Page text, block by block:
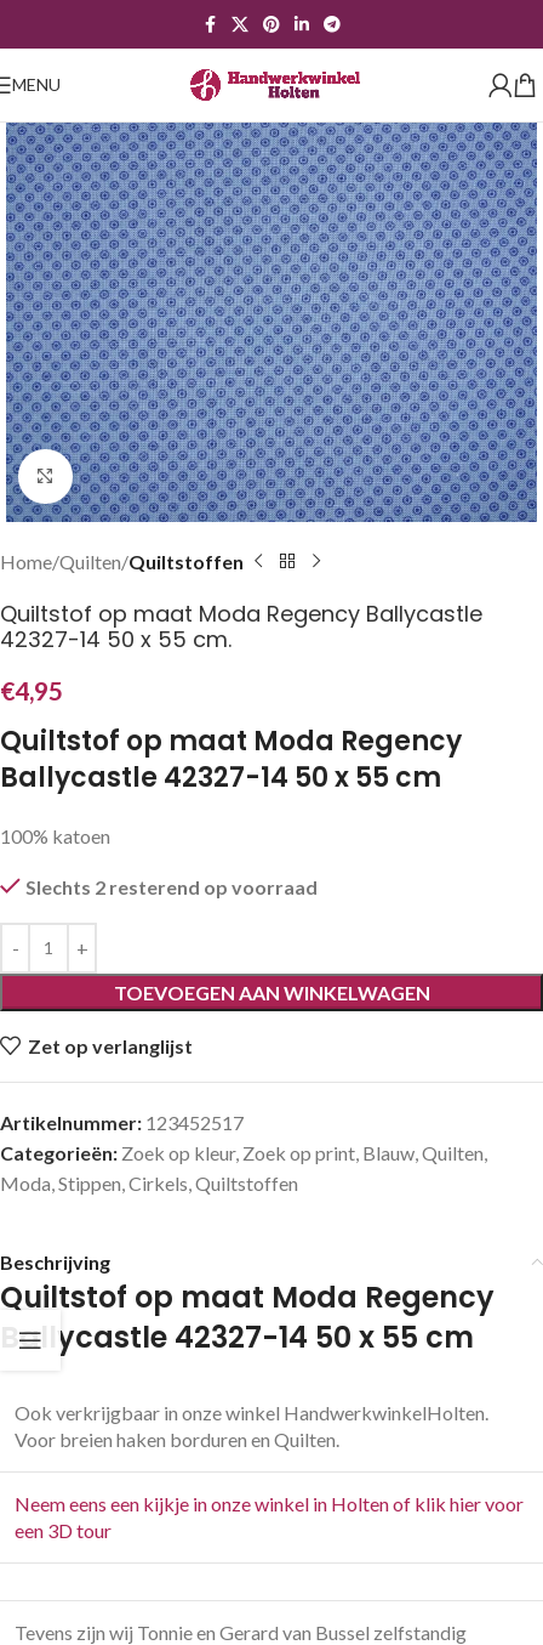
MENU
Klik om te vergroten
Home Quilten Quiltstoffen
Quiltstof op maat Moda Regency Ballycastle
42327-14 50 x 55 cm.
€4,95
Quiltstof op maat Moda Regency
Ballycastle 42327-14 50 x 55 cm
100% katoen
Slechts 2 resterend op voorraad
TOEVOEGEN AAN WINKELWAGEN
Zet op verlanglijst
Artikelnummer: 123452517
Categorieën: Zoek op kleur, Zoek op print Blauw Quilten
Moda Stippen Cirkels Quiltstoffen
Beschrijving
Quiltstof op maat Moda Regency
Ballycastle 42327-14 50 x 55 cm
Ook verkrijgbaar in onze winkel HandwerkwinkelHolten.
Voor breien haken borduren en Quilten.
Neem eens een kijkje in onze winkel in Holten of klik hier voor
een 3D tour
Tevens zijn wij Tonnie en Gerard van Bussel zelfstandig